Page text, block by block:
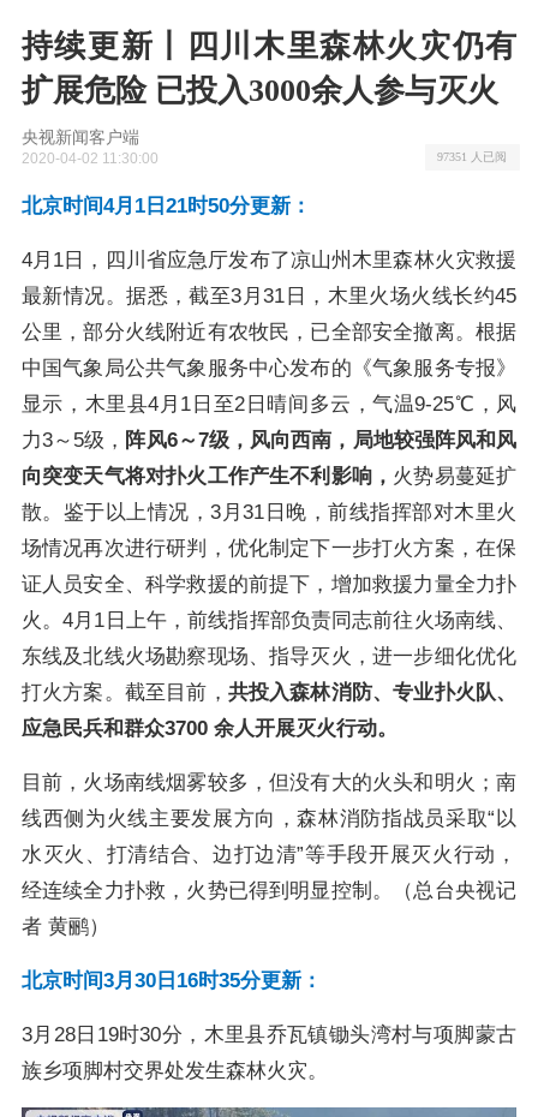
持续更新丨四川木里森林火灾仍有
扩展危险 已投入3000余人参与灭火
央视新闻客户端
2020-04-02 11:30:00 97351 人已阅
北京时间4月1日21时50分更新：
4月1日，四川省应急厅发布了凉山州木里森林火灾救援
最新情况。据悉，截至3月31日，木里火场火线长约45
公里，部分火线附近有农牧民，已全部安全撤离。根据
中国气象局公共气象服务中心发布的《气象服务专报》
显示，木里县4月1日至2日晴间多云，气温9-25℃，风
力3～5级， 阵风6～7级， 风向西南，局地较强阵风和风
向突变天气将对扑火工作产生不利影响， 火势易蔓延扩
散。鉴于以上情况，3月31日晚，前线指挥部对木里火
场情况再次进行研判，优化制定下一步打火方案，在保
证人员安全、科学救援的前提下，增加救援力量全力扑
火。4月1日上午，前线指挥部负责同志前往火场南线、
东线及北线火场勘察现场、指导灭火，进一步细化优化
打火方案。截至目前， 共投入森林消防、专业扑火队、
应急民兵和群众3700 余人开展灭火行动。
目前，火场南线烟雾较多，但没有大的火头和明火；南
线西侧为火线主要发展方向，森林消防指战员采取“以
水灭火、打清结合、边打边清”等手段开展灭火行动，
经连续全力扑救，火势已得到明显控制。（总台央视记
者 黄鹂）
北京时间3月30日16时35分更新：
3月28日19时30分，木里县乔瓦镇锄头湾村与项脚蒙古
族乡项脚村交界处发生森林火灾。